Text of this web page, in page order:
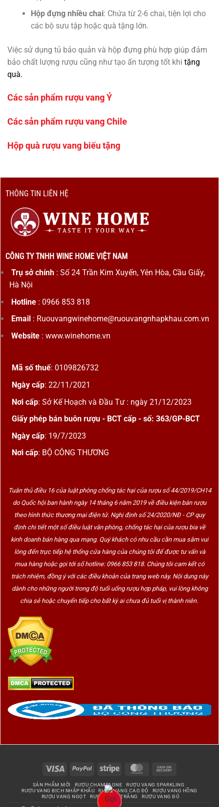
Hộp đựng nhiều chai: Chứa từ 2-6 chai, tiện lợi cho
các bộ sưu tập hoặc quà tặng lớn.
Việc sử dụng tủ bảo quản và hộp đựng phù hợp giúp đảm
bảo chất lượng rượu cũng như tạo ấn tượng tốt khi tặng
quà.
Các sản phẩm rượu vang Ý
Các sản phẩm rượu vang Chile
Hộp quà rượu vang biếu tặng
THÔNG TIN LIÊN HỆ
CÔNG TY TNHH WINE HOME VIỆT NAM
Trụ sở chính: Số 24 Trần Kim Xuyến, Yên Hòa, Cầu Giấy,
Hà Nội
Hotline: 0966 853 818
Email : Ruouvangwinehome@ruouvangnhapkhau.com.vn
Website: www.winehome.vn
Mã số thuế: 0109826732
Ngày cấp: 22/11/2021
Nơi cấp: Sở Kế Hoạch và Đầu Tư : ngày 21/12/2023
Giấy phép bán buôn rượu - BCT cấp - số: 363/GP-BCT
Ngày cấp: 19/7/2023
Nơi cấp: BỘ CÔNG THƯƠNG
Tuân thủ điều 16 của luật phòng chống tác hại của rượu số 44/2019/CH14
do Quốc hội ban hành ngày 14 tháng 6 năm 2019 về điều kiện bán rượu
theo hình thức thương mại điện tử. Nghị định số 24/2020/NĐ - CP quy
định chi tiết một số điều luật văn phòng, chống tác hại của rượu bia về
kinh doanh bán hàng qua mạng. Quý khách có nhu cầu cần mua sắm vui
lòng đến trực tiếp hệ thống cửa hàng của chúng tôi để được tư vấn và
mua hàng hoặc gọi tới số hotline: 0966 853 818. Chúng tôi cam kết có
trách nhiệm, đồng ý với các điều khoản của trang web này. Nội dung này
dành cho những người trong độ tuổi uống rượu hợp pháp, vui lòng không
chia sẻ hoặc chuyển tiếp cho bất kỳ ai chưa đủ tuổi vị thành niên.
Visa PayPal Stripe MasterCard
Delivery
SẢN PHẨM MỚI RƯỢU CHAMPAGNE
RƯỢU VANG SPARKLING
RƯỢU VANG BỊCH NHẬP KHẨU
RƯỢU VANG CAO ĐỘ
RƯỢU VANG HỒNG
RƯỢU VANG NGỌT
RƯỢU VANG TRẮNG RƯỢU VANG ĐỎ